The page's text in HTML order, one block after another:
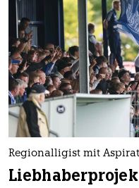
Regionalligist mit